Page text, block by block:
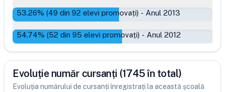
53.26% (49 din 92 elevi promovați) - Anul 2013
54.74% (52 din 95 elevi promovați) - Anul 2012
Evoluție număr cursanți (1745 în total)
Evoluția numărului de cursanți înregistrați la această școală